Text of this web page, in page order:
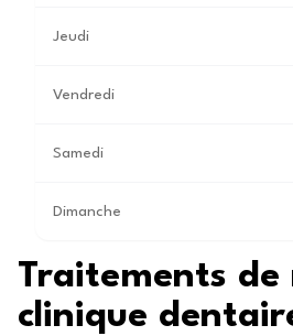
Jeudi
Vendredi
Samedi
Dimanche
Traitements de
clinique